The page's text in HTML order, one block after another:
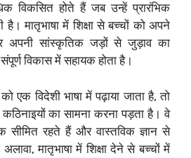
विकसित होते हैं जब उन्हें प्रारंभिक
है। मातृभाषा में शिक्षा से बच्चों को अपने
अपनी सांस्कृतिक जड़ों से जुड़ाव का
विकास में सहायक होता है।
एक विदेशी भाषा में पढ़ाया जाता है, तो
का सामना करना पड़ता है। वे
रहते हैं और वास्तविक ज्ञान से
मातृभाषा में शिक्षा देने से बच्चों में